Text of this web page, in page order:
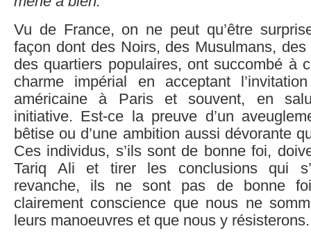
Vu de France, on ne peut qu’être
façon dont des Noirs, des Musulmans,
des quartiers populaires, ont succombé à
charme impérial en acceptant
américaine à Paris et souvent, en
initiative. Est-ce la preuve d’un
bêtise ou d’une ambition aussi dévorante
Ces individus, s’ils sont de bonne foi,
Tariq Ali et tirer les conclusions qui
revanche, ils ne sont pas de bonne
clairement conscience que nous ne
leurs manoeuvres et que nous y résisterons.